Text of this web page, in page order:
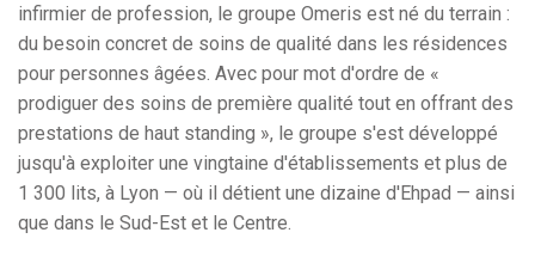
infirmier de profession, le groupe Omeris est né du terrain :
du besoin concret de soins de qualité dans les résidences
pour personnes âgées. Avec pour mot d'ordre de «
prodiguer des soins de première qualité tout en offrant des
prestations de haut standing », le groupe s'est développé
jusqu'à exploiter une vingtaine d'établissements et plus de
1 300 lits, à Lyon — où il détient une dizaine d'Ehpad — ainsi
que dans le Sud-Est et le Centre.